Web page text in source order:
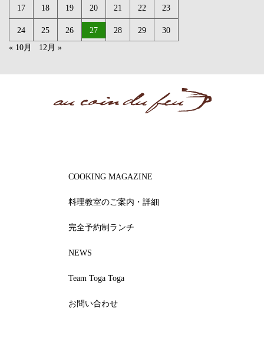
17 18 19 20 21 22 23
24 25 26 27 28 29
30
« 10月
12月 »
COOKING MAGAZINE
料理教室のご案内・詳細
完全予約制ランチ
NEWS
Team Toga Toga
お問い合わせ